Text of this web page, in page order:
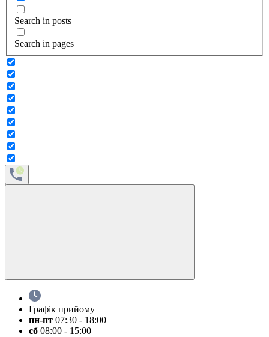
Search in posts
Search in pages
Графік прийому
пн-пт 07:30 - 18:00
сб 08:00 - 15:00